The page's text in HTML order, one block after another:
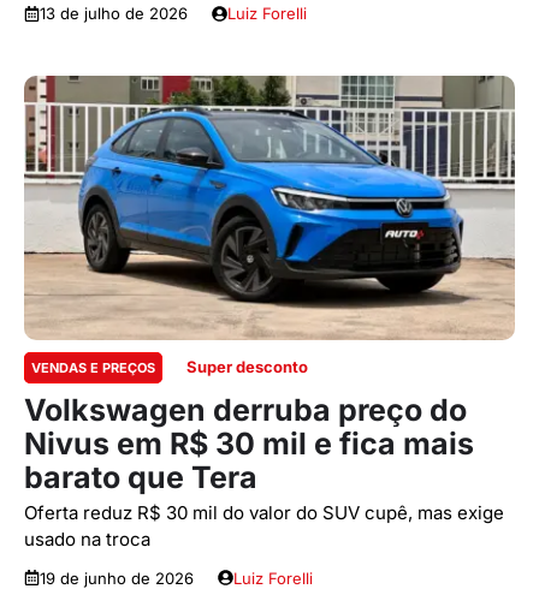
13 de julho de 2026 Luiz Forelli
VENDAS E PREÇOS Super desconto
Volkswagen derruba preço do
Nivus em R$ 30 mil e fica mais
barato que Tera
Oferta reduz R$ 30 mil do valor do SUV cupê, mas exige
usado na troca
19 de junho de 2026 Luiz Forelli